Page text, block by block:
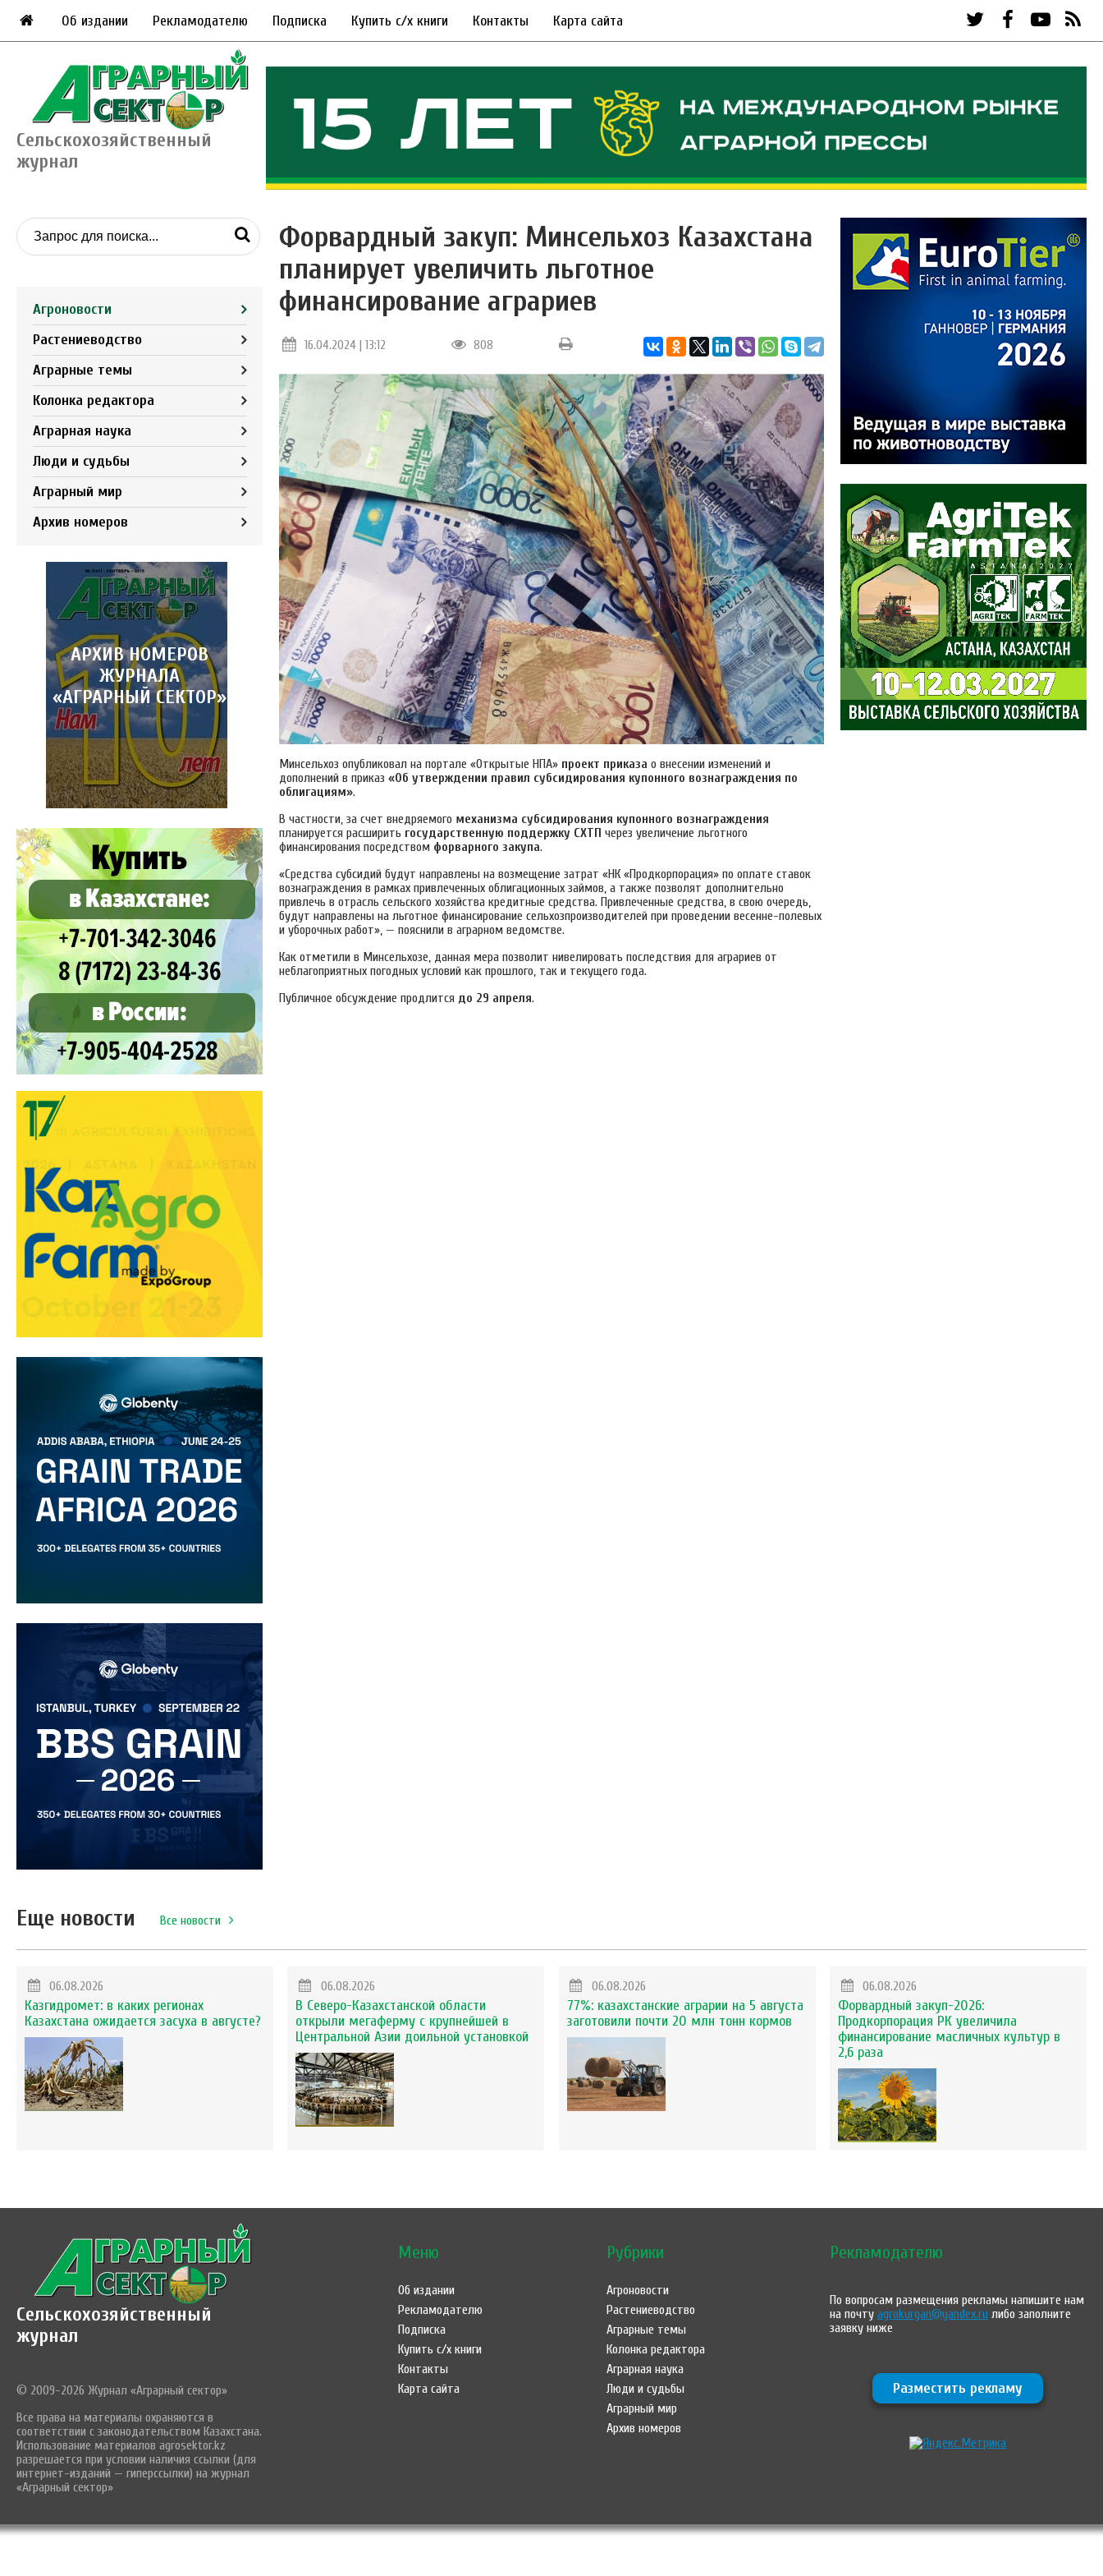
Об издании Рекламодателю Подписка Купить с/х книги Контакты Карта сайта
Сельскохозяйственный
журнал
Агроновости
Растениеводство
Аграрные темы
Колонка редактора
Аграрная наука
Люди и судьбы
Аграрный мир
Архив номеров
АРХИВ НОМЕРОВ
ЖУРНАЛА
«АГРАРНЫЙ СЕКТОР»
Форвардный закуп: Минсельхоз Казахстана
планирует увеличить льготное
финансирование аграриев
16.04.2024 | 13:12 808
Минсельхоз опубликовал на портале «Открытые НПА» проект приказа о внесении изменений и
дополнений в приказ «Об утверждении правил субсидирования купонного вознаграждения по
облигациям».
В частности, за счет внедряемого механизма субсидирования купонного вознаграждения
планируется расширить государственную поддержку СХТП через увеличение льготного
финансирования посредством форварного закупа.
«Средства субсидий будут направлены на возмещение затрат «НК «Продкорпорация» по оплате ставок
вознаграждения в рамках привлеченных облигационных займов, а также позволят дополнительно
привлечь в отрасль сельского хозяйства кредитные средства. Привлеченные средства, в свою очередь,
будут направлены на льготное финансирование сельхозпроизводителей при проведении весенне-полевых
и уборочных работ», — пояснили в аграрном ведомстве.
Как отметили в Минсельхозе, данная мера позволит нивелировать последствия для аграриев от
неблагоприятных погодных условий как прошлого, так и текущего года.
Публичное обсуждение продлится до 29 апреля.
Еще новости Все новости
06.08.2026
Казгидромет: в каких регионах
Казахстана ожидается засуха в августе?
06.08.2026
В Северо-Казахстанской области
открыли мегаферму с крупнейшей в
Центральной Азии доильной установкой
06.08.2026
77%: казахстанские аграрии на 5 августа
заготовили почти 20 млн тонн кормов
06.08.2026
Форвардный закуп-2026:
Продкорпорация РК увеличила
финансирование масличных культур в
2,6 раза
Сельскохозяйственный
журнал
© 2009-2026 Журнал «Аграрный сектор»
Все права на материалы охраняются в
соответствии с законодательством Казахстана.
Использование материалов agrosektor.kz
разрешается при условии наличия ссылки (для
интернет-изданий — гиперссылки) на журнал
«Аграрный сектор»
Меню
Об издании
Рекламодателю
Подписка
Купить с/х книги
Контакты
Карта сайта
Рубрики
Агроновости
Растениеводство
Аграрные темы
Колонка редактора
Аграрная наука
Люди и судьбы
Аграрный мир
Архив номеров
Рекламодателю
По вопросам размещения рекламы напишите нам
на почтуagrokurgan@yandex.ru либо заполните
заявку ниже
Разместить рекламу